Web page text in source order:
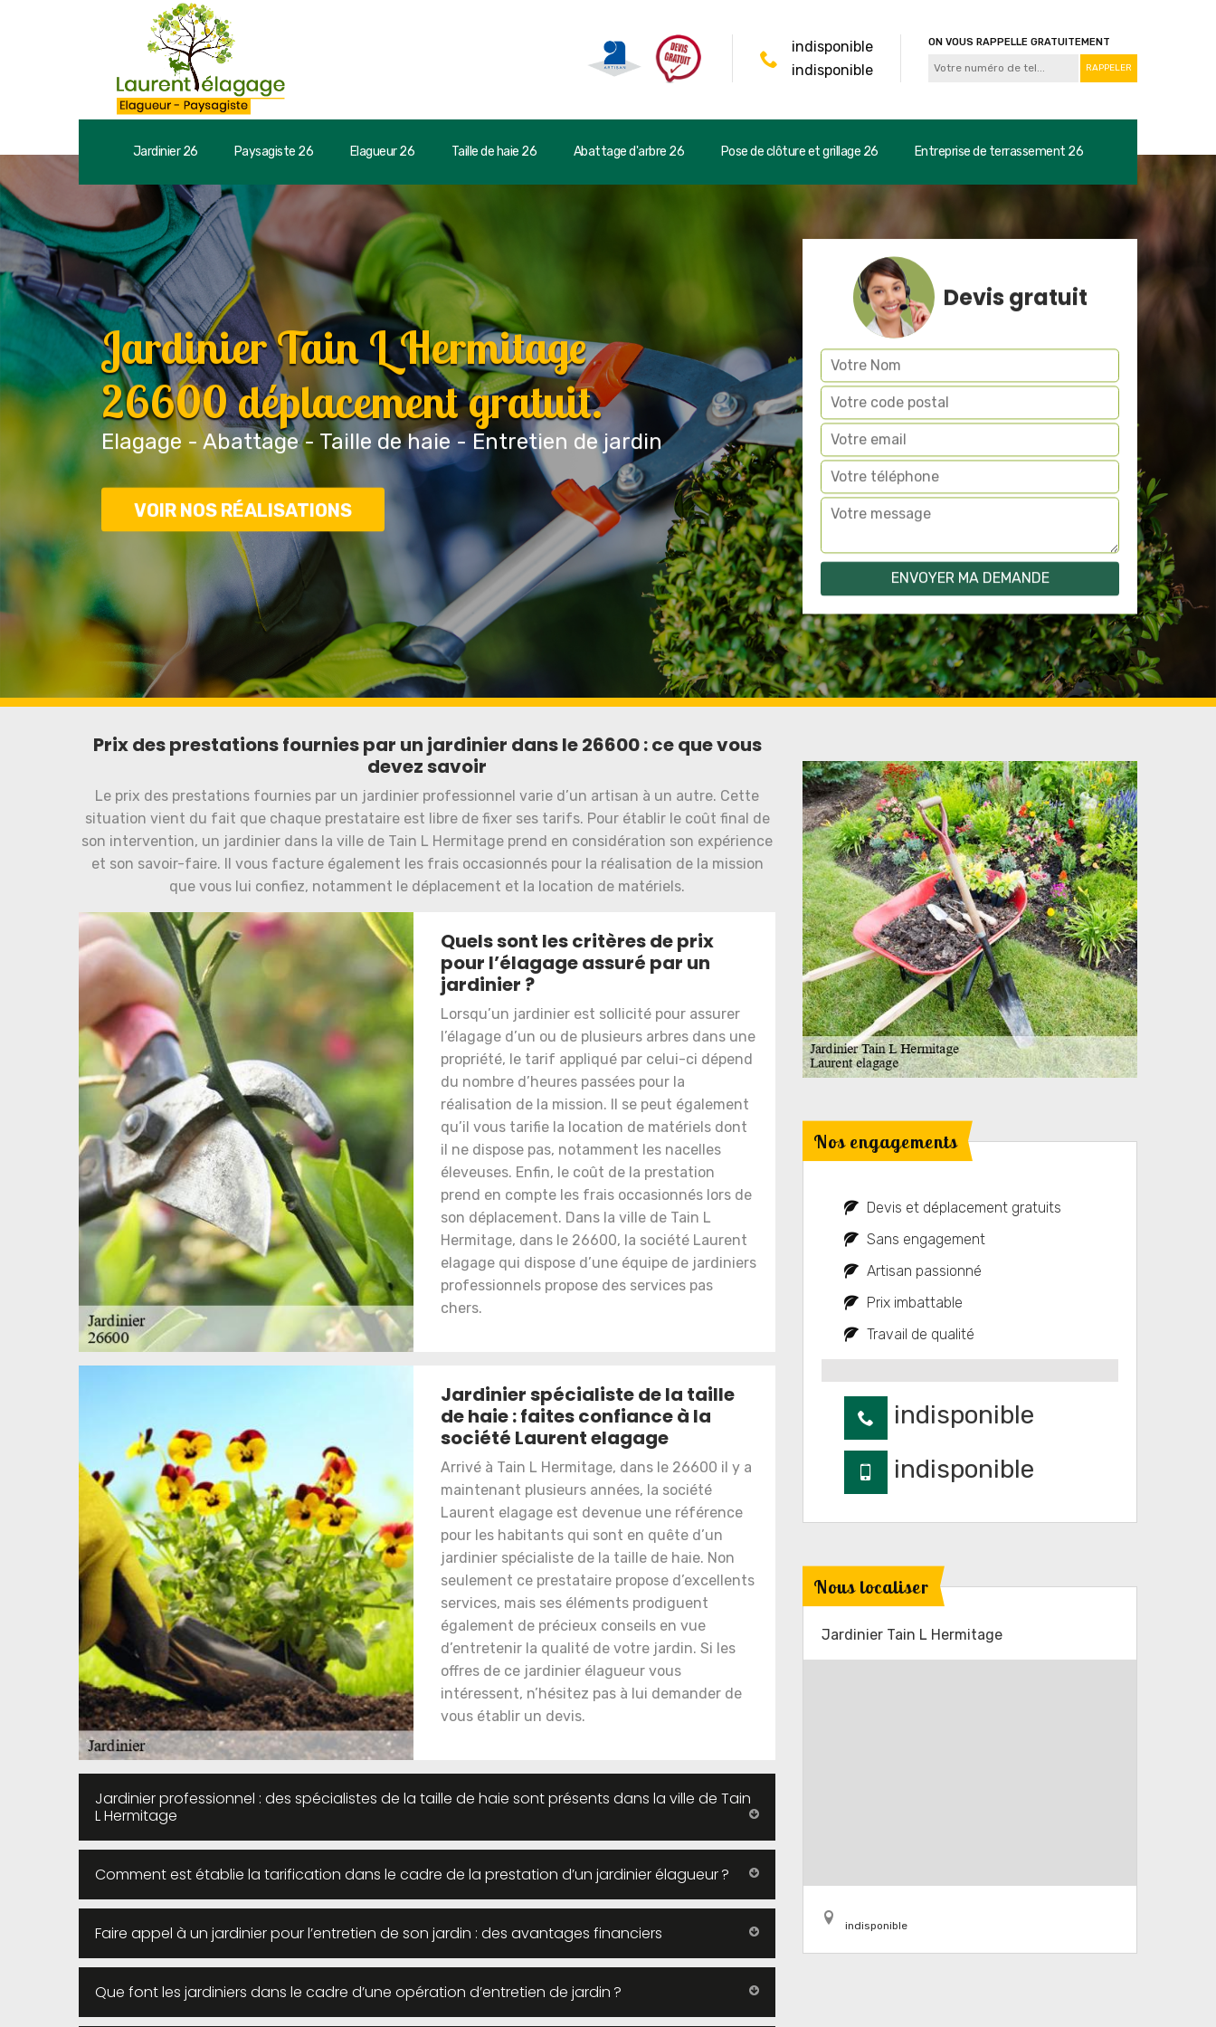
indisponible
indisponible
ON VOUS RAPPELLE GRATUITEMENT
Jardinier 26 Paysagiste 26 Elagueur 26 Taille de haie 26 Abattage d'arbre 26 Pose de clôture et grillage 26 Entreprise de terrassement 26
Jardinier Tain L Hermitage
26600 déplacement gratuit.
Elagage - Abattage - Taille de haie - Entretien de jardin
VOIR NOS RÉALISATIONS
Devis gratuit
Prix des prestations fournies par un jardinier dans le 26600 : ce que vous
devez savoir
Le prix des prestations fournies par un jardinier professionnel varie d’un artisan à un autre. Cette
situation vient du fait que chaque prestataire est libre de fixer ses tarifs. Pour établir le coût final de
son intervention, un jardinier dans la ville de Tain L Hermitage prend en considération son expérience
et son savoir-faire. Il vous facture également les frais occasionnés pour la réalisation de la mission
que vous lui confiez, notamment le déplacement et la location de matériels.
Quels sont les critères de prix
pour l’élagage assuré par un
jardinier ?
Lorsqu’un jardinier est sollicité pour assurer
l’élagage d’un ou de plusieurs arbres dans une
propriété, le tarif appliqué par celui-ci dépend
du nombre d’heures passées pour la
réalisation de la mission. Il se peut également
qu’il vous tarifie la location de matériels dont
il ne dispose pas, notamment les nacelles
éleveuses. Enfin, le coût de la prestation
prend en compte les frais occasionnés lors de
son déplacement. Dans la ville de Tain L
Hermitage, dans le 26600, la société Laurent
elagage qui dispose d’une équipe de jardiniers
professionnels propose des services pas
chers.
Jardinier spécialiste de la taille
de haie : faites confiance à la
société Laurent elagage
Arrivé à Tain L Hermitage, dans le 26600 il y a
maintenant plusieurs années, la société
Laurent elagage est devenue une référence
pour les habitants qui sont en quête d’un
jardinier spécialiste de la taille de haie. Non
seulement ce prestataire propose d’excellents
services, mais ses éléments prodiguent
également de précieux conseils en vue
d’entretenir la qualité de votre jardin. Si les
offres de ce jardinier élagueur vous
intéressent, n’hésitez pas à lui demander de
vous établir un devis.
Jardinier professionnel : des spécialistes de la taille de haie sont présents dans la ville de Tain
L Hermitage
Comment est établie la tarification dans le cadre de la prestation d’un jardinier élagueur ?
Faire appel à un jardinier pour l’entretien de son jardin : des avantages financiers
Que font les jardiniers dans le cadre d’une opération d’entretien de jardin ?
Nos engagements
Devis et déplacement gratuits
Sans engagement
Artisan passionné
Prix imbattable
Travail de qualité
indisponible
indisponible
Nous localiser
Jardinier Tain L Hermitage
indisponible